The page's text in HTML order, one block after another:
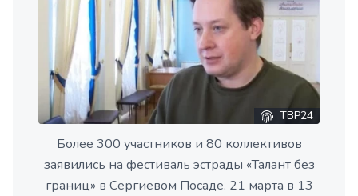
ТВР24
Более 300 участников и 80 коллективов
заявились на фестиваль эстрады «Талант без
границ» в Сергиевом Посаде. 21 марта в 13